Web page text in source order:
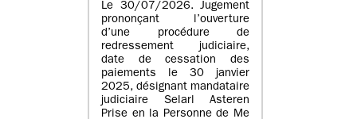
Le 30/07/2026. Jugement
prononçant l’ouverture
d’une procédure de
redressement judiciaire,
date de cessation des
paiements le 30 janvier
2025, désignant mandataire
judiciaire Selarl Asteren
Prise en la Personne de Me